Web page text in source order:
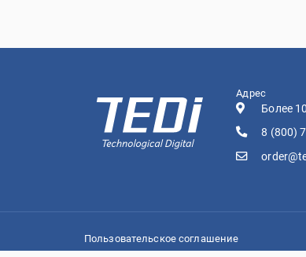
Адрес
Более
8 (800)
Пользовательское соглашение